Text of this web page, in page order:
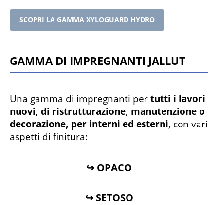
SCOPRI LA GAMMA XYLOGUARD HYDRO
Gamma di impregnanti Jallut
Una gamma di impregnanti pertutti i lavori
nuovi, di ristrutturazione, manutenzione o
decorazione, per interni ed esterni, con vari
aspetti di finitura:
↪ OPACO
↪ SETOSO